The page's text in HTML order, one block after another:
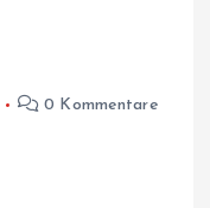
0 Kommentare